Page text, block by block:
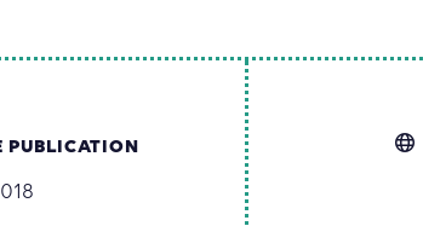
PUBLICATION